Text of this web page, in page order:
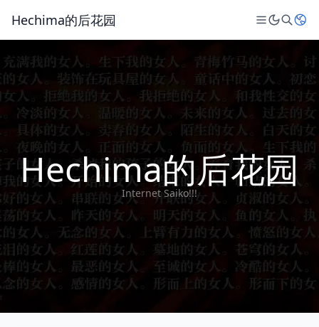
Hechima的后花园
Hechima的后花园
Internet Saiko!!!